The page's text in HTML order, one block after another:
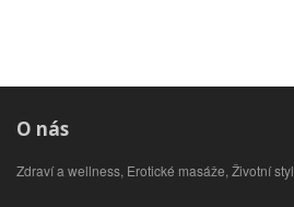
O nás
Zdraví a wellness, Erotické masáže, Životní styl